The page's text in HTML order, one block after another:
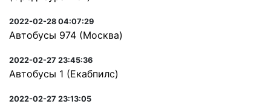
2022-02-28 04:07:29
Автобусы 974 (Москва)
2022-02-27 23:45:36
Автобусы 1 (Екабпилс)
2022-02-27 23:13:05